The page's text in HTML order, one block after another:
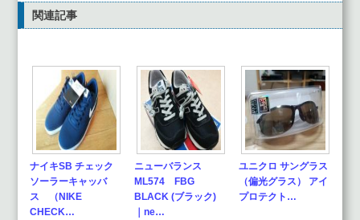
関連記事
ナイキSB チェック
ソーラーキャッバ
ス （NIKE
CHECK…
ニューバランス
ML574 FBG
BLACK (ブラック)
｜ne…
ユニクロ サングラス
（偏光グラス） アイ
プロテクト…